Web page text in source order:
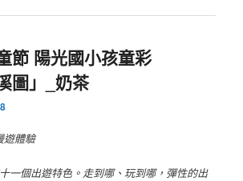
節 陽光國小孩童彩
圖」_奶茶
遊體驗
一個出遊特色。走到哪、玩到哪，彈性的出